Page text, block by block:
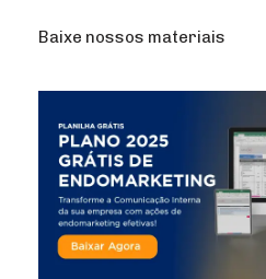
Baixe nossos materiais